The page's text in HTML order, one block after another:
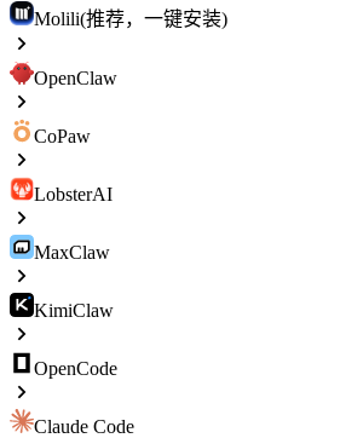
Molili(推荐，一键安装)
OpenClaw
CoPaw
LobsterAI
MaxClaw
KimiClaw
OpenCode
Claude Code